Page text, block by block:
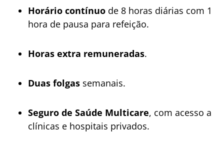
Horário contínuo de 8 horas diárias com 1
hora de pausa para refeição.
Horas extra remuneradas.
Duas folgas semanais.
Seguro de Saúde Multicare, com acesso a
clínicas e hospitais privados.